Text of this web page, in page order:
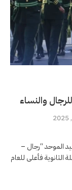
والنساء
الموحد “رجال –
فأعلى للعام